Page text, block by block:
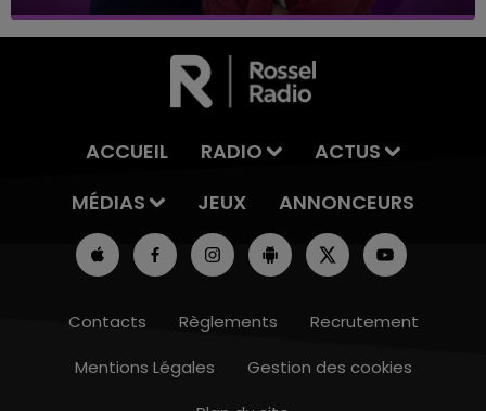
ACCUEIL RADIO
ACTUS
MÉDIAS
JEUX ANNONCEURS
Contacts Règlements
Recrutement
Mentions Légales
Gestion des cookies